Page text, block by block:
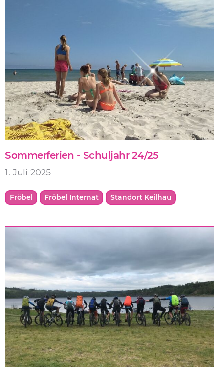
Sommerferien - Schuljahr 24/25
1. Juli 2025
Fröbel Fröbel Internat Standort Keilhau